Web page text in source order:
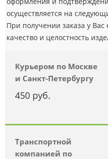
осуществляется на
При получении заказа у
качество и целостность
Курьером по Москве
и Санкт-Петербургу
450 руб.
Транспортной
компанией по